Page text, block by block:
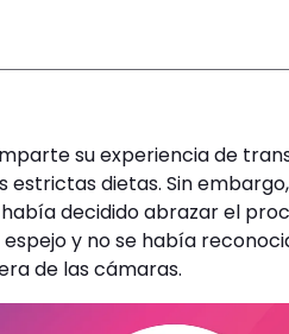
su experiencia de
estrictas dietas. Sin
decidido abrazar el
y no se había
de las cámaras.